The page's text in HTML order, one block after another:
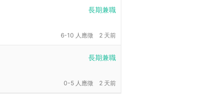
長期兼職
6-10 人應徵 2 天前
長期兼職
0-5 人應徵 2 天前